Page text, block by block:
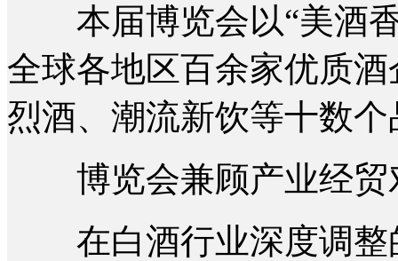
本届博览会以“美酒香
全球各地区百余家优质
烈酒、潮流新饮等十数
博览会兼顾产业经贸
在白酒行业深度调整